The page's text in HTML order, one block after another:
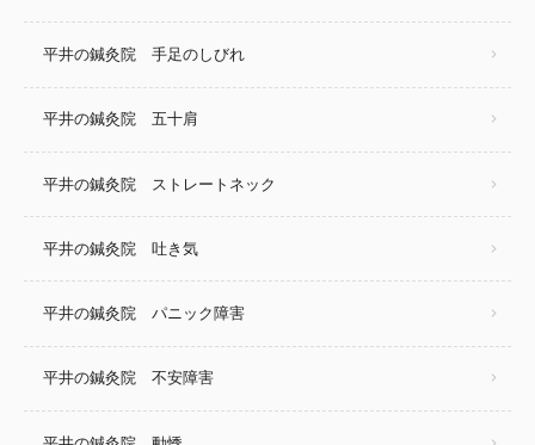
平井の鍼灸院 手足のしびれ
平井の鍼灸院 五十肩
平井の鍼灸院 ストレートネック
平井の鍼灸院 吐き気
平井の鍼灸院 パニック障害
平井の鍼灸院 不安障害